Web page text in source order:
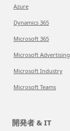
Azure
Dynamics 365
Microsoft 365
Microsoft Advertising
Microsoft Industry
Microsoft Teams
開発者 & IT